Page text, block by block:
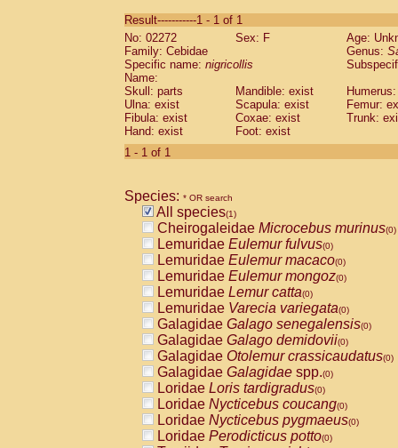
CebidaeSaguinus labiatus(0)
Cebidae Saguinus leucopus (0)
Cebidae
CebidaeSaguinus mystax
Cebidae Saguinus nigricollis (1)
Cebidae Saguinus oedipus
Cebidae Saguinus weddelli
Cebidae Saguinusspp.
Cebidae
CebidaeCebus capucinus
CebidaeCebus nigrivittatus
CebidaeCebus spp.(0)
CebidaeSaimiri boliviensis(0)
CebidaeSaimiri sciureus(0)
AtelidaeAlouatta caraya(0)
AtelidaeAlouatta fusca(0)
AtelidaeAlouatta seniculus(0)
AtelidaeAlouattaspp.(0)
AtelidaeAteles belzebuth(0)
AtelidaeAteles geoffroyi(0)
AtelidaeAteles paniscus(0)
AtelidaeAtelesspp.(0)
AtelidaeLagothrix lagothricha(0)
AtelidaeLagothrix lagothricha cana
PitheciidaeCacajao calvus
Result-----------1 - 1 of 1
No: 02272
Sex: F
Age:
Family: Cebidae
Genus:
Specific name: nigricollis
Name:
Skull: parts
Mandible: exist
Ulna: exist
Scapula: exist
Femur:
Fibula: exist
Coxae: exist
Trunk:
Hand: exist
Foot: exist
1 - 1 of 1
Species: * OR search
All species(1)
Cheirogaleidae Microcebus murinus(0)
Lemuridae Eulemur fulvus(0)
Lemuridae Eulemur macaco(0)
Lemuridae Eulemur mongoz(0)
Lemuridae Lemur catta(0)
Lemuridae Varecia variegata(0)
Galagidae Galago senegalensis(0)
Galagidae Galago demidovii(0)
Galagidae Otolemur crassicaudatus(0)
Galagidae Galagidae spp.(0)
Loridae Loris tardigradus(0)
Loridae Nycticebus coucang(0)
Loridae Nycticebus pygmaeus(0)
Loridae Perodicticus potto(0)